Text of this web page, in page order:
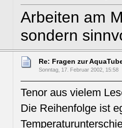
Arbeiten am
sondern
Re: Fragen zur
Sonntag, 17. Februar 2002, 15:58
Tenor aus vielem
Die Reihenfolge ist